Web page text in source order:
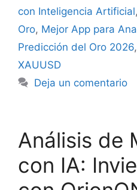
con Inteligencia Artificial,
Oro, Mejor App para
Predicción del Oro 2026,
XAUUSD
Deja un comentario
Análisis de
con IA: